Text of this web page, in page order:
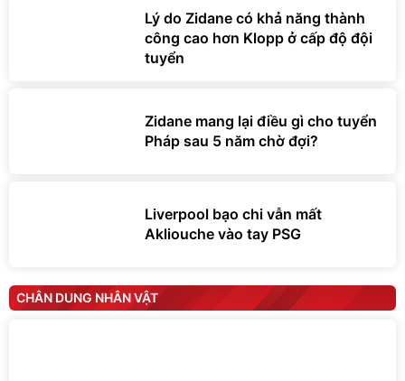
Lý do Zidane có khả năng thành
công cao hơn Klopp ở cấp độ đội
tuyển
Zidane mang lại điều gì cho tuyển
Pháp sau 5 năm chờ đợi?
Liverpool bạo chi vẫn mất
Akliouche vào tay PSG
CHÂN DUNG NHÂN VẬT